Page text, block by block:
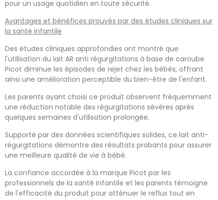
pour un usage quotidien en toute sécurité.
Avantages et bénéfices prouvés par des études cliniques sur
la santé infantile
Des études cliniques approfondies ont montré que
l'utilisation du lait AR anti régurgitations à base de caroube
Picot diminue les épisodes de rejet chez les bébés, offrant
ainsi une amélioration perceptible du bien-être de l'enfant.
Les parents ayant choisi ce produit observent fréquemment
une réduction notable des régurgitations sévères après
quelques semaines d'utilisation prolongée.
Supporté par des données scientifiques solides, ce lait anti-
régurgitations démontre des résultats probants pour assurer
une meilleure qualité de vie à bébé.
La confiance accordée à la marque Picot par les
professionnels de la santé infantile et les parents témoigne
de l'efficacité du produit pour atténuer le reflux tout en